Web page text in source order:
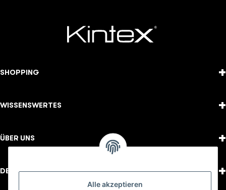
Alle akzeptieren
SHOPPING +
WISSENSWERTES +
ÜBER UNS +
DEIN KONTO +